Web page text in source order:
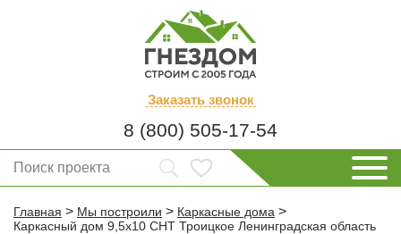
Заказать звонок
8 (800) 505-17-54
Главная > Мы построили > Каркасные дома >
Каркасный дом 9,5х10 СНТ Троицкое Ленинградская область